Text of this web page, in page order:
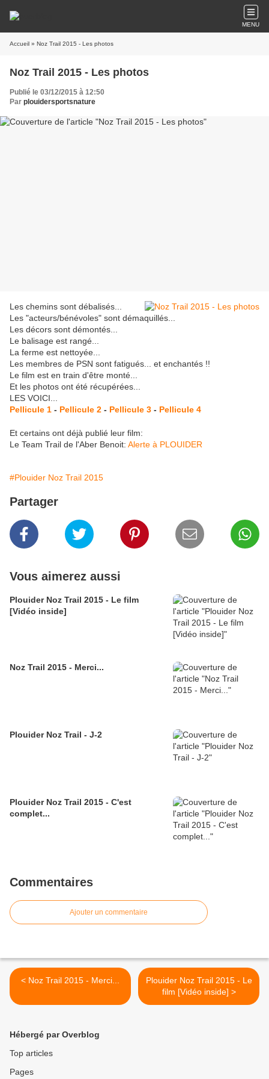
MENU
Accueil » Noz Trail 2015 - Les photos
Noz Trail 2015 - Les photos
Publié le 03/12/2015 à 12:50
Par plouidersportsnature
Les chemins sont débalisés...
Les "acteurs/bénévoles" sont démaquillés...
Les décors sont démontés...
Le balisage est rangé...
La ferme est nettoyée...
Les membres de PSN sont fatigués... et enchantés !!
Le film est en train d'être monté...
Et les photos ont été récupérées...
LES VOICI...
Pellicule 1 - Pellicule 2 - Pellicule 3 - Pellicule 4
Et certains ont déjà publié leur film:
Le Team Trail de l'Aber Benoit: Alerte à PLOUIDER
#Plouider Noz Trail 2015
Partager
Vous aimerez aussi
Plouider Noz Trail 2015 - Le film
[Vidéo inside]
Noz Trail 2015 - Merci...
Plouider Noz Trail - J-2
Plouider Noz Trail 2015 - C'est
complet...
Commentaires
Ajouter un commentaire
< Noz Trail 2015 - Merci...
Plouider Noz Trail 2015 - Le
film [Vidéo inside] >
Hébergé par Overblog
Top articles
Pages